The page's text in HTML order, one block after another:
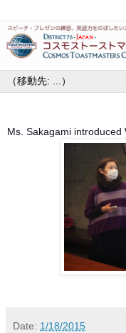
Ms. Sakagami
Date: 1/18/2015